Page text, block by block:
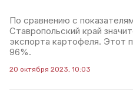
По сравнению с
Ставропольский край
экспорта картофеля. Этот
96%.
20 октября 2023, 10:03